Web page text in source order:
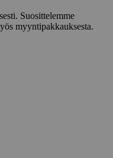
Suosittelemme
myyntipakkauksesta.